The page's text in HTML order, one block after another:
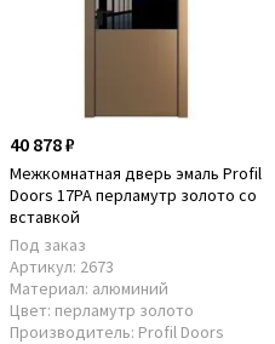
40 878 ₽
Межкомнатная дверь эмаль Profil
Doors 17PA перламутр золото со
вставкой
Под заказ
Артикул: 2673
Материал: алюминий
Цвет: перламутр золото
Производитель: Profil Doors